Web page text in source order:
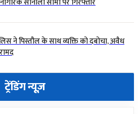
ने पिस्तौल के साथ व्यक्ति को दबोचा, अवैध
ट्रेंडिंग न्यूज़